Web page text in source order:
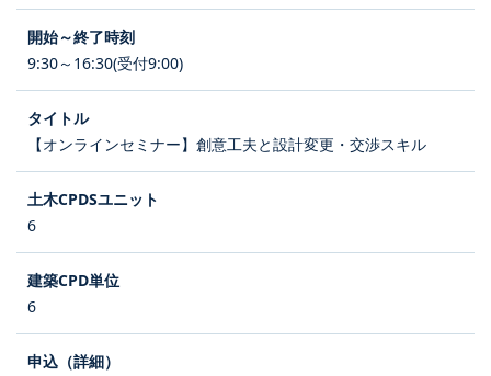
9:30～16:30(受付9:00)
【オンラインセミナー】創意工夫と設計変更・交渉スキル
6
6